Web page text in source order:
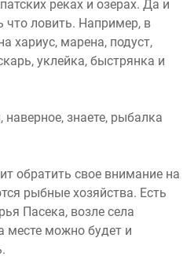
реках и озерах. Да и
что ловить. Например, в
хариус, марена, подуст,
уклейка, быстрянка и
знаете, рыбалка
обратить свое внимание на
рыбные хозяйства. Есть
Пасека, возле села
месте можно будет и